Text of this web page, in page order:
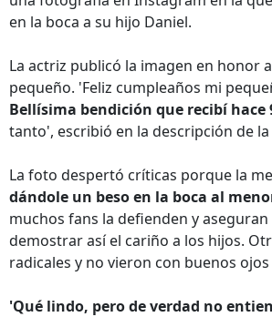
en la boca a su hijo Daniel.
La actriz publicó la imagen en honor
pequeño. 'Feliz cumpleaños mi
Bellísima bendición que recibí hace
tanto', escribió en la descripción de
La foto despertó críticas porque la
dándole un beso en la boca al
muchos fans la defienden y
demostrar así el cariño a los hijos.
radicales y no vieron con buenos ojos
'Qué lindo, pero de verdad no